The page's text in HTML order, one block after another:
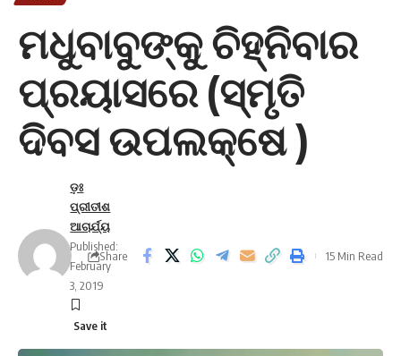
ମଧୁବାବୁଙ୍କୁ ଚିହ୍ନିବାର
ପ୍ରୟାସରେ (ସ୍ମୃତି
ଦିବସ ଉପଲକ୍ଷେ )
ଡ଼ଃ
ପ୍ରୀତୀଶ
ଆଚାର୍ଯ୍ୟ
Published:
February
3, 2019
Share 15 Min Read